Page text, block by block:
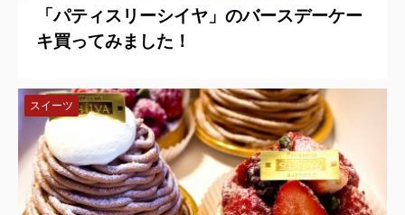
「パティスリーシイヤ」のバースデーケー
キ買ってみました！
スイーツ